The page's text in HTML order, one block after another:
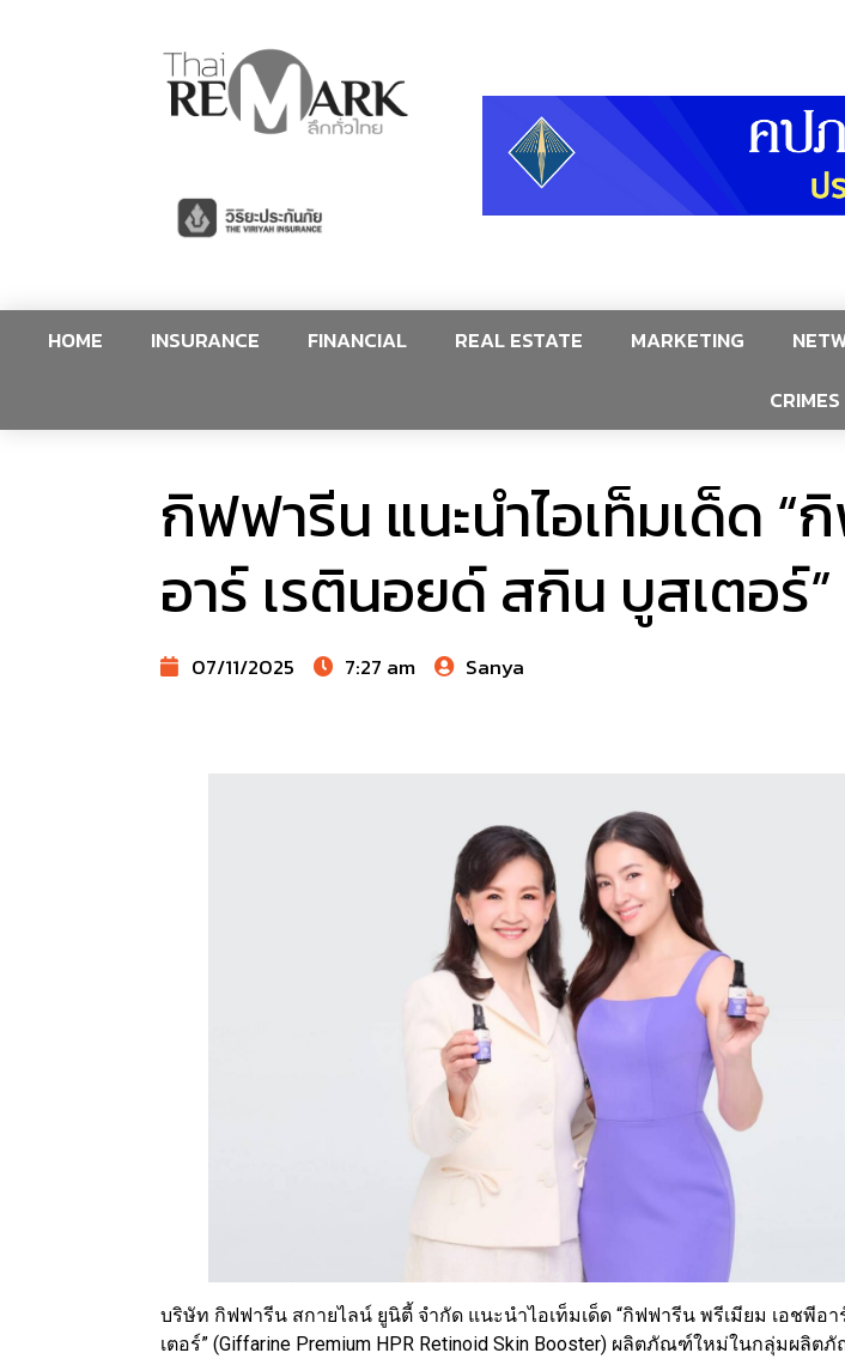
HOME INSURANCE FINANCIAL REAL ESTATE MARKETING
CRIMES
กิฟฟารีน แนะนำไอเท็มเด็ด
อาร์ เรตินอยด์ สกิน บูสเตอ
07/11/2025 7:27 am Sanya
บริษัท กิฟฟารีน สกายไลน์ ยูนิตี้ จำกัด แนะนำไอเท็มเด็ด “กิฟฟารีน พรีเมียม เอชพีอ
เตอร์” (Giffarine Premium HPR Retinoid Skin Booster) ผลิตภัณฑ์ใหม่ในกลุ่มผลิต